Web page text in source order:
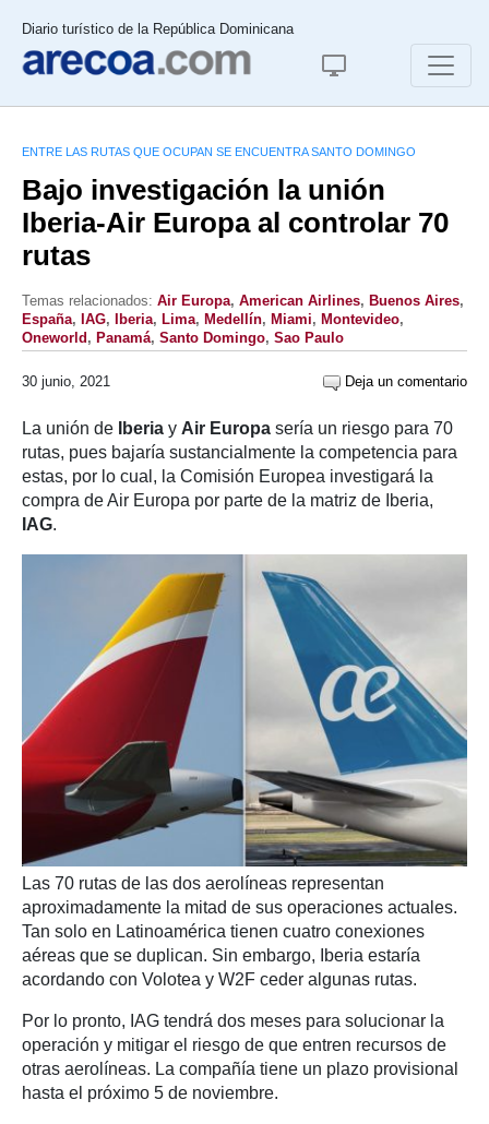
Diario turístico de la República Dominicana
ENTRE LAS RUTAS QUE OCUPAN SE ENCUENTRA SANTO DOMINGO
Bajo investigación la unión
Iberia-Air Europa al controlar 70
rutas
Temas relacionados: Air Europa, American Airlines, Buenos Aires,
España, IAG, Iberia, Lima, Medellín, Miami, Montevideo,
Oneworld , Panamá, Santo Domingo, Sao Paulo
30 junio, 2021 Deja un comentario
La unión de Iberia y Air Europa sería un riesgo para 70
rutas, pues bajaría sustancialmente la competencia para
estas, por lo cual, la Comisión Europea investigará la
compra de Air Europa por parte de la matriz de Iberia,
IAG.
Las 70 rutas de las dos aerolíneas representan
aproximadamente la mitad de sus operaciones actuales.
Tan solo en Latinoamérica tienen cuatro conexiones
aéreas que se duplican. Sin embargo, Iberia estaría
acordando con Volotea y W2F ceder algunas rutas.
Por lo pronto, IAG tendrá dos meses para solucionar la
operación y mitigar el riesgo de que entren recursos de
otras aerolíneas. La compañía tiene un plazo provisional
hasta el próximo 5 de noviembre.